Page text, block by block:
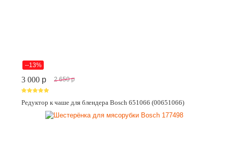
--13%
3 000 p 2 650 p
Редуктор к чаше для блендера Bosch 651066 (00651066)